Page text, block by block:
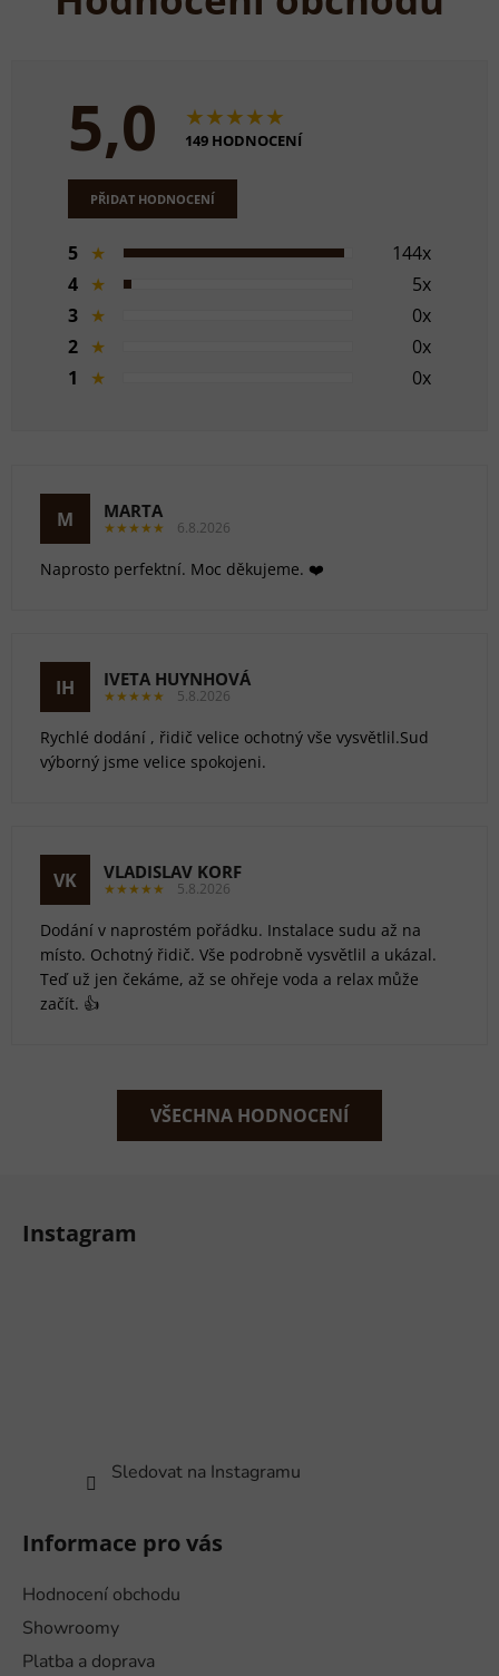
5,0 ★★★★★
149 HODNOCENÍ
PŘIDAT HODNOCENÍ
5 ★
144x
4 ★
5x
3 ★
0x
2 ★
0x
1
★ 0x
M MARTA
★★★★★ 6.8.2026
Naprosto perfektní. Moc děkujeme. ❤️
IH IVETA HUYNHOVÁ
★★★★★ 5.8.2026
Rychlé dodání , řidič velice ochotný vše vysvětlil.Sud
výborný jsme velice spokojeni.
VK VLADISLAV KORF
★★★★★ 5.8.2026
Dodání v naprostém pořádku. Instalace sudu až na
místo. Ochotný řidič. Vše podrobně vysvětlil a ukázal.
Teď už jen čekáme, až se ohřeje voda a relax může
začít. 👍
VŠECHNA HODNOCENÍ
Instagram
Sledovat na Instagramu
Informace pro vás
Hodnocení obchodu
Showroomy
Platba a doprava